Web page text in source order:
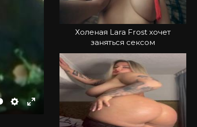
Настройки
Холеная Lara Frost хочет
заняться сексом